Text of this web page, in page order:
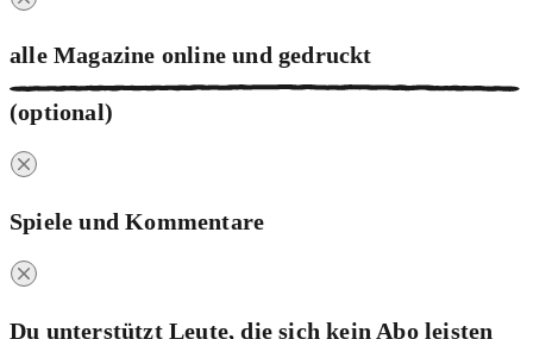
alle Magazine online und gedruckt
(optional)
Spiele und Kommentare
Du unterstützt Leute, die sich kein Abo leisten